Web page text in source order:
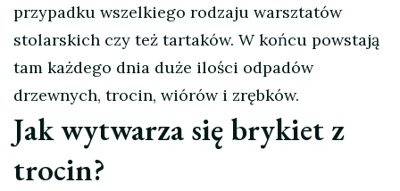
przypadku wszelkiego rodzaju warsztatów
stolarskich czy też tartaków. W końcu powstają
tam każdego dnia duże ilości odpadów
drzewnych, trocin, wiórów i zrębków.
Jak wytwarza się brykiet z
trocin?